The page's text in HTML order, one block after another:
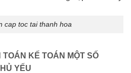
cap toc tai thanh hoa
KẾ TOÁN MỘT SỐ
YẾU